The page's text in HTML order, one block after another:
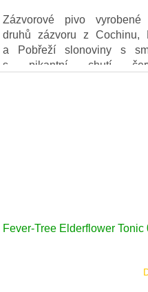
Zázvorové pivo
druhů zázvoru z Cochinu,
a Pobřeží slonoviny s
s pikantní chutí
Fever-Tree Elderflower Tonic